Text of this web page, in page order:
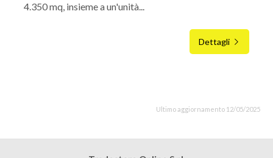
4.350 mq, insieme a un'unità...
Dettagli
Ultimo aggiornamento 12/05/2025